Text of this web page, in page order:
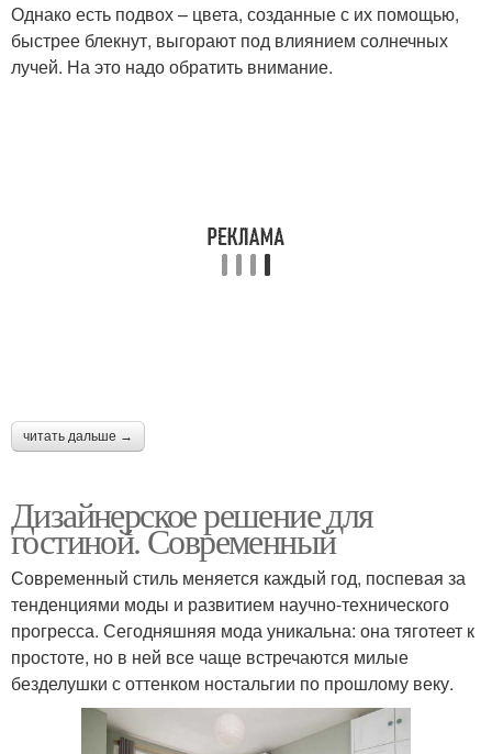
Однако есть подвох – цвета, созданные с их помощью,
быстрее блекнут, выгорают под влиянием солнечных
лучей. На это надо обратить внимание.
читать дальше →
Дизайнерское решение для
гостиной. Современный
Современный стиль меняется каждый год, поспевая за
тенденциями моды и развитием научно-технического
прогресса. Сегодняшняя мода уникальна: она тяготеет к
простоте, но в ней все чаще встречаются милые
безделушки с оттенком ностальгии по прошлому веку.